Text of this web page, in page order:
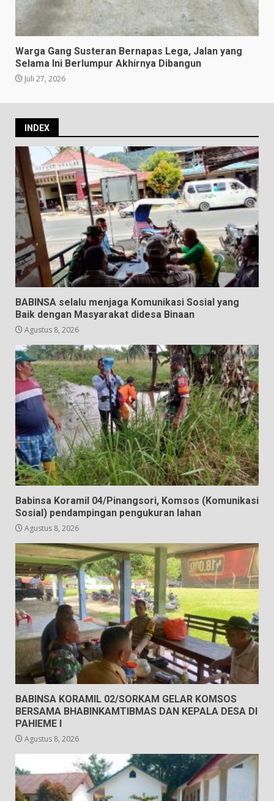
Warga Gang Susteran Bernapas Lega, Jalan yang
Selama Ini Berlumpur Akhirnya Dibangun
Juli 27, 2026
INDEX
BABINSA selalu menjaga Komunikasi Sosial yang
Baik dengan Masyarakat didesa Binaan
Agustus 8, 2026
Babinsa Koramil 04/Pinangsori, Komsos (Komunikasi
Sosial) pendampingan pengukuran lahan
Agustus 8, 2026
BABINSA KORAMIL 02/SORKAM GELAR KOMSOS
BERSAMA BHABINKAMTIBMAS DAN KEPALA DESA DI
PAHIEME I
Agustus 8, 2026